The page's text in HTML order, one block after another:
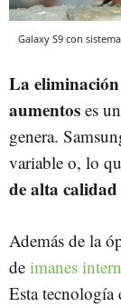
Galaxy S9 con
La eliminación
aumentos es
genera.
variable o, lo
de alta
Además de la
de imanes
Esta tecnología